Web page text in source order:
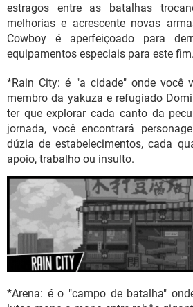
estragos entre as batalhas
melhorias e acrescente novas
Cowboy é aperfeiçoado para
equipamentos especiais para este fim.
*Rain City: é "a cidade" onde você
membro da yakuza e refugiado
ter que explorar cada canto da
jornada, você encontrará
dúzia de estabelecimentos, cada
apoio, trabalho ou insulto.
*Arena: é o "campo de batalha"